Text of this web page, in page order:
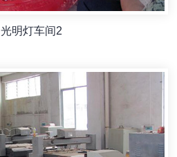
光明灯车间2